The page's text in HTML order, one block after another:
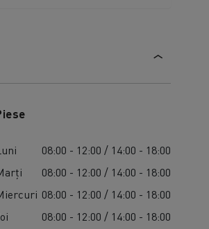
08:00 - 12:00 / 14:00 - 18:00
08:00 - 12:00 / 14:00 - 18:00
08:00 - 12:00 / 14:00 - 18:00
08:00 - 12:00 / 14:00 - 18:00